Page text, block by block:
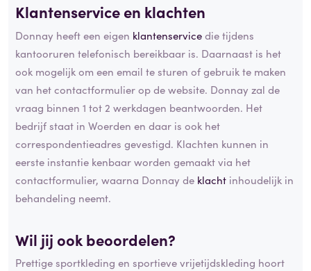
Klantenservice en klachten
Donnay heeft een eigen klantenservicedie tijdens
kantooruren telefonisch bereikbaar is. Daarnaast is het
ook mogelijk om een email te sturen of gebruik te maken
van het contactformulier op de website. Donnay zal de
vraag binnen 1 tot 2 werkdagen beantwoorden. Het
bedrijf staat in Woerden en daar is ook het
correspondentieadres gevestigd. Klachten kunnen in
eerste instantie kenbaar worden gemaakt via het
contactformulier, waarna Donnay de klacht inhoudelijk in
behandeling neemt.
Wil jij ook beoordelen?
Prettige sportkleding en sportieve vrijetijdskleding hoort